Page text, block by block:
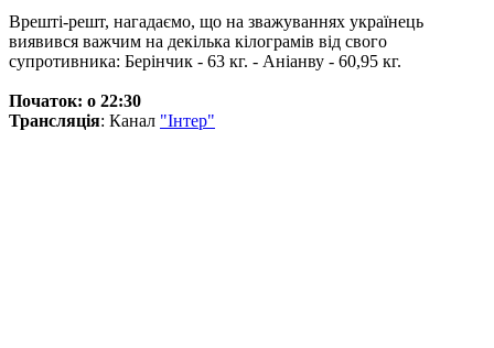
Врешті-решт, нагадаємо, що на зважуваннях українець
виявився важчим на декілька кілограмів від свого
супротивника: Берінчик - 63 кг. - Аніанву - 60,95 кг.
Початок: о 22:30
Трансляція: Канал "Інтер"